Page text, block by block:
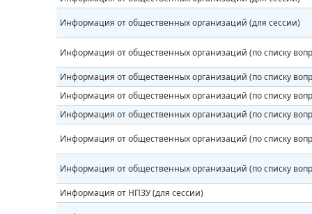
Информация от общественных организаций (для сессии)
Информация от общественных организаций (по списку
Информация от общественных организаций (по списку
Информация от общественных организаций (по списку
Информация от общественных организаций (по списку
Информация от общественных организаций (по списку
Информация от общественных организаций (по списку
Информация от НПЗУ (для сессии)